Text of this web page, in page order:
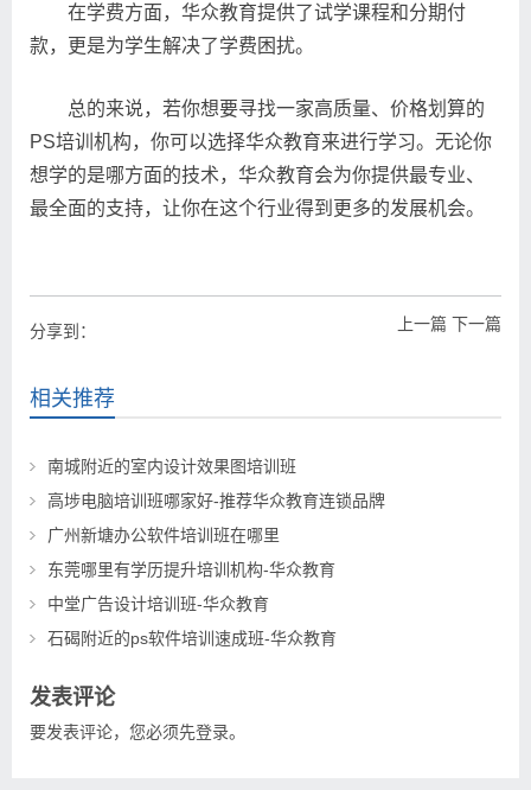
在学费方面，华众教育提供了试学课程和分期付
款，更是为学生解决了学费困扰。
总的来说，若你想要寻找一家高质量、价格划算的
PS培训机构，你可以选择华众教育来进行学习。无论你
想学的是哪方面的技术，华众教育会为你提供最专业、
最全面的支持，让你在这个行业得到更多的发展机会。
上一篇 下一篇
分享到：
相关推荐
南城附近的室内设计效果图培训班
高埗电脑培训班哪家好-推荐华众教育连锁品牌
广州新塘办公软件培训班在哪里
东莞哪里有学历提升培训机构-华众教育
中堂广告设计培训班-华众教育
石碣附近的ps软件培训速成班-华众教育
发表评论
要发表评论，您必须先登录。